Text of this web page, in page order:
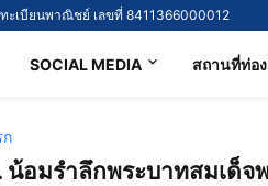
ทะเบียนพาณิชย์ เลขที่ 8411366000012
SOCIAL MEDIA สถานที่ท่อง
น้อมรำลึกพระบาทสมเด็จ